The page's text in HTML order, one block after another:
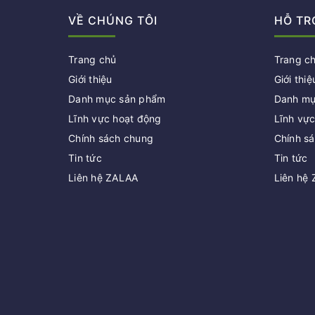
VỀ CHÚNG TÔI
Trang chủ
Giới thiệu
Danh mục sản phẩm
Lĩnh vực hoạt động
Chính sách chung
Tin tức
Liên hệ ZALAA
HỖ
Trang
Giới
Danh
Lĩnh
Chính
Tin tức
Liên hệ